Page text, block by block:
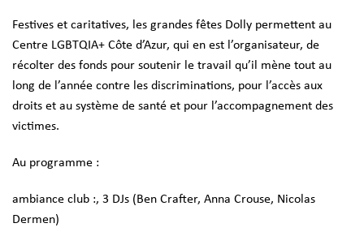
Festives et caritatives, les grandes fêtes Dolly permettent au
Centre LGBTQIA+ Côte d’Azur, qui en est l’organisateur, de
récolter des fonds pour soutenir le travail qu’il mène tout au
long de l’année contre les discriminations, pour l’accès aux
droits et au système de santé et pour l’accompagnement des
victimes.
Au programme :
ambiance club :, 3 DJs (Ben Crafter, Anna Crouse, Nicolas
Dermen)